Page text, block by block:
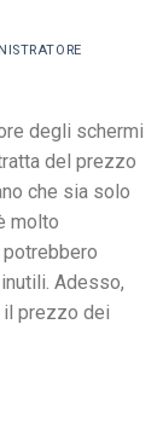
degli schermi
del prezzo
che sia solo
molto
potrebbero
Adesso,
il prezzo dei